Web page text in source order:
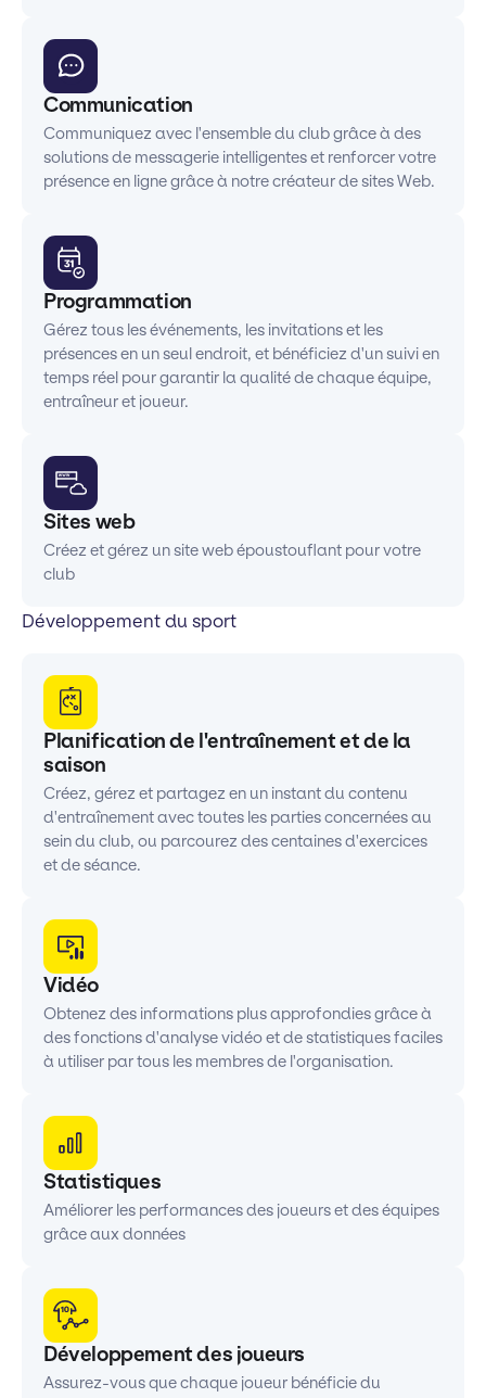
Communication
Communiquez avec l'ensemble du club grâce à des
solutions de messagerie intelligentes et renforcer votre
présence en ligne grâce à notre créateur de sites Web.
Programmation
Gérez tous les événements, les invitations et les
présences en un seul endroit, et bénéficiez d'un suivi en
temps réel pour garantir la qualité de chaque équipe,
entraîneur et joueur.
Sites web
Créez et gérez un site web époustouflant pour votre
club
Développement du sport
Planification de l'entraînement et de la
saison
Créez, gérez et partagez en un instant du contenu
d'entraînement avec toutes les parties concernées au
sein du club, ou parcourez des centaines d'exercices
et de séance.
Vidéo
Obtenez des informations plus approfondies grâce à
des fonctions d'analyse vidéo et de statistiques faciles
à utiliser par tous les membres de l'organisation.
Statistiques
Améliorer les performances des joueurs et des équipes
grâce aux données
Développement des joueurs
Assurez-vous que chaque joueur bénéficie du